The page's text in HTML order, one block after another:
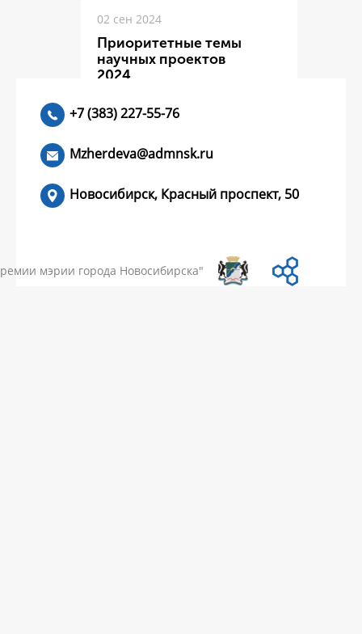
02 сен 2024
Приоритетные темы
научных проектов
2024
ЧИТАТЬ >
+7 (383) 227-55-76
Mzherdeva@admnsk.ru
Новосибирск, Красный проспект, 50
мэрии города Новосибирска"